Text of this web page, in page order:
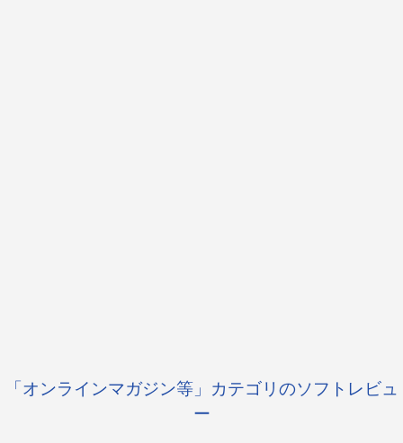
「オンラインマガジン等」カテゴリのソフトレビュ
ー